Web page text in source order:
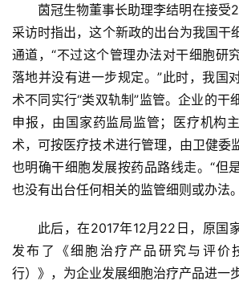
茵冠生物董事长助理李结明在接受
采访时指出，这个新政的出台为我国干
通道，“不过这个管理办法对干细胞研
落地并没有进一步规定。”此时，我国
术不同实行“类双轨制”监管。企业的干
申报，由国家药监局监管；医疗机构
术，可按医疗技术进行管理，由卫健委
也明确干细胞发展按药品路线走。“但
也没有出台任何相关的监管细则或办法
此后，在2017年12月22日，原国
发布了《细胞治疗产品研究与评价
行）》，为企业发展细胞治疗产品进一